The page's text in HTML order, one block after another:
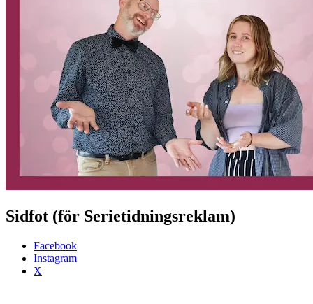
Sidfot (för Serietidningsreklam)
Facebook
Instagram
X